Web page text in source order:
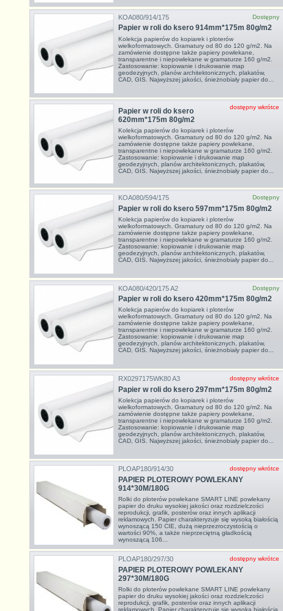
Dostępny
KOA080/914/175
Papier w roli do ksero 914mm*175m 80g/m2
Kolekcja papierów do kopiarek i ploterów
wielkoformatowych. Gramatury od 80 do 120 g/m2. Na
zamówienie dostępne także papiery powlekane,
transparentne i niepowlekane w gramaturze 160 g/m2.
Zastosowanie: kopiowanie i drukowanie map
geodezyjnych, planów architektonicznych, plakatów,
CAD, GIS. Najwyższej jakości, śnieżnobiały papier do...
dostępny wkrótce
Papier w roli do ksero
620mm*175m 80g/m2
Kolekcja papierów do kopiarek i ploterów
wielkoformatowych. Gramatury od 80 do 120 g/m2. Na
zamówienie dostępne także papiery powlekane,
transparentne i niepowlekane w gramaturze 160 g/m2.
Zastosowanie: kopiowanie i drukowanie map
geodezyjnych, planów architektonicznych, plakatów,
CAD, GIS. Najwyższej jakości, śnieżnobiały papier do...
Dostępny
KOA080/594/175
Papier w roli do ksero 597mm*175m 80g/m2
Kolekcja papierów do kopiarek i ploterów
wielkoformatowych. Gramatury od 80 do 120 g/m2. Na
zamówienie dostępne także papiery powlekane,
transparentne i niepowlekane w gramaturze 160 g/m2.
Zastosowanie: kopiowanie i drukowanie map
geodezyjnych, planów architektonicznych, plakatów,
CAD, GIS. Najwyższej jakości, śnieżnobiały papier do...
Dostępny
KOA080/420/175 A2
Papier w roli do ksero 420mm*175m 80g/m2
Kolekcja papierów do kopiarek i ploterów
wielkoformatowych. Gramatury od 80 do 120 g/m2. Na
zamówienie dostępne także papiery powlekane,
transparentne i niepowlekane w gramaturze 160 g/m2.
Zastosowanie: kopiowanie i drukowanie map
geodezyjnych, planów architektonicznych, plakatów,
CAD, GIS. Najwyższej jakości, śnieżnobiały papier do...
dostępny wkrótce
RX0297175WK80 A3
Papier w roli do ksero 297mm*175m 80g/m2
Kolekcja papierów do kopiarek i ploterów
wielkoformatowych. Gramatury od 80 do 120 g/m2. Na
zamówienie dostępne także papiery powlekane,
transparentne i niepowlekane w gramaturze 160 g/m2.
Zastosowanie: kopiowanie i drukowanie map
geodezyjnych, planów architektonicznych, plakatów,
CAD, GIS. Najwyższej jakości, śnieżnobiały papier do...
dostępny wkrótce
PLOAP180/914/30
PAPIER PLOTEROWY POWLEKANY
914*30M/180G
Rolki do ploterów powlekane SMART LINE powlekany
papier do druku wysokiej jakości oraz rozdzielczości
reprodukcji, grafik, posterów oraz innych aplikacji
reklamowych. Papier charakteryzuje się wysoką białością
wynoszącą 150 CIE, dużą nieprzezroczystością o
wartości 90%, a także nieprzeciętną gładkością
wynoszącą 106...
dostępny wkrótce
PLOAP180/297/30
PAPIER PLOTEROWY POWLEKANY
297*30M/180G
Rolki do ploterów powlekane SMART LINE powlekany
papier do druku wysokiej jakości oraz rozdzielczości
reprodukcji, grafik, posterów oraz innych aplikacji